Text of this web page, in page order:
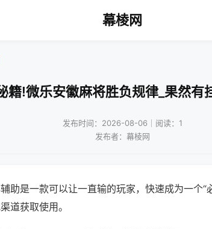
幕棱网
籍!微乐安徽麻将胜负规律_果然有
发布时间：2026-08-06｜阅读：1
发布者：幕棱网
助是一款可以让一直输的玩家，快速成为一个“
道获取使用。